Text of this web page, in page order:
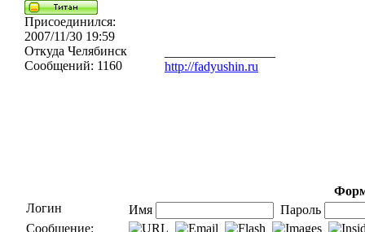
Присоединился:
2007/11/30 19:59
Откуда Челябинск
Сообщений: 1160
http://fadyushin.ru
Логин
Имя
Пароль
Сообщение: